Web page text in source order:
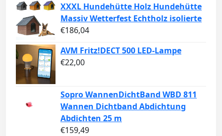
XXXL Hundehütte Holz Hundehütte
Massiv Wetterfest Echtholz isolierte
€186,04
AVM Fritz!DECT 500 LED-Lampe
€22,00
Sopro WannenDichtBand WBD 811
Wannen Dichtband Abdichtung
Abdichten 25 m
€159,49